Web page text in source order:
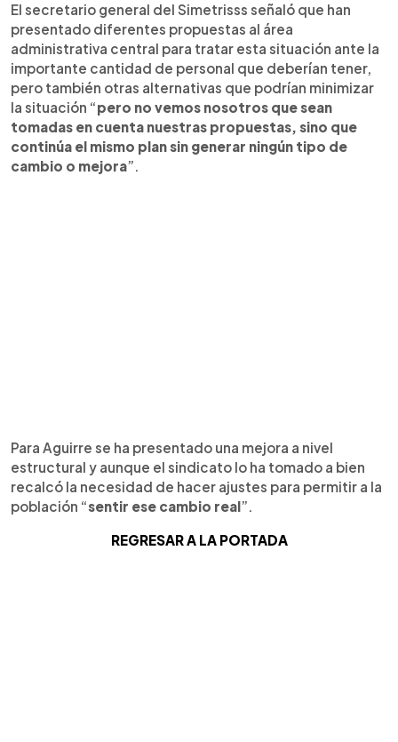
El secretario general del Simetrisss señaló que han
presentado diferentes propuestas al área
administrativa central para tratar esta situación ante la
importante cantidad de personal que deberían tener,
pero también otras alternativas que podrían minimizar
la situación “pero no vemos nosotros que sean
tomadas en cuenta nuestras propuestas, sino que
continúa el mismo plan sin generar ningún tipo de
cambio o mejora”.
Para Aguirre se ha presentado una mejora a nivel
estructural y aunque el sindicato lo ha tomado a bien
recalcó la necesidad de hacer ajustes para permitir a la
población “sentir ese cambio real”.
REGRESAR A LA PORTADA